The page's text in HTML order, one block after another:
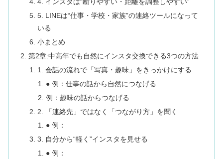
4. インスタは“断りやすい・距離を調整しやすい”
5. LINEは“仕事・学校・家族”の連絡ツールになって
いる
小まとめ
第2章:中高年でも自然にインスタ交換できる3つの方法
1. 会話の流れで「写真・趣味」をきっかけにする
● 例：仕事の話から自然につなげる
例：趣味の話からつなげる
2. 「連絡先」ではなく「つながり方」を聞く
● 例：
3. 自分から“軽く”インスタを見せる
● 例：